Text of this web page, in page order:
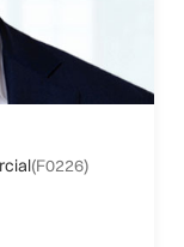
(F0226)